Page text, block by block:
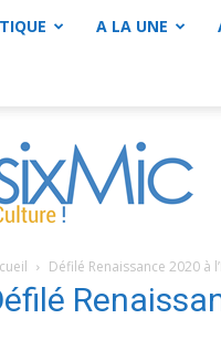
A LA UNE
Défilé Renaissance 2020 à